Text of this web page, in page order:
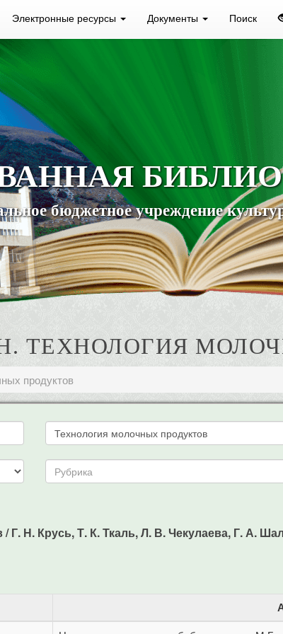
Электронные ресурсы Документы Поиск
бюджетное учреждение
Н. ТЕХНОЛОГИЯ
продуктов
Г. Н. Крусь, Т. К. Ткаль, Л. В. Чекулаева, Г. А.